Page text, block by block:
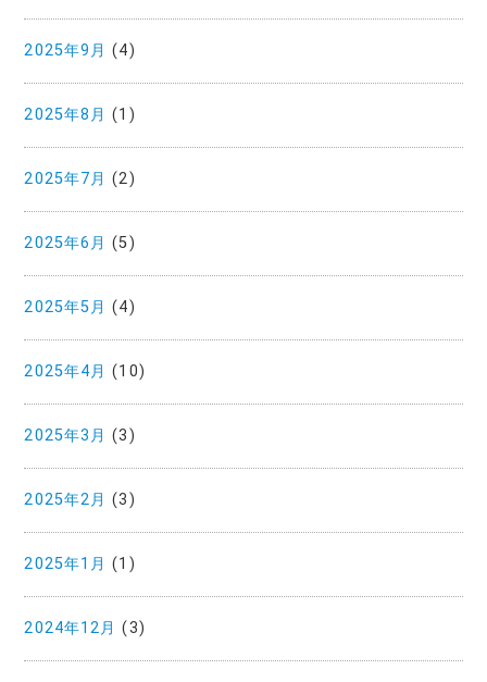
2025年9月 (4)
2025年8月 (1)
2025年7月 (2)
2025年6月 (5)
2025年5月 (4)
2025年4月 (10)
2025年3月 (3)
2025年2月 (3)
2025年1月 (1)
2024年12月 (3)